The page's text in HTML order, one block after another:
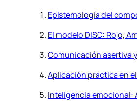
Epistemología del
El modelo DISC: Rojo,
Comunicación asertiva
Aplicación práctica en
Inteligencia emocional: